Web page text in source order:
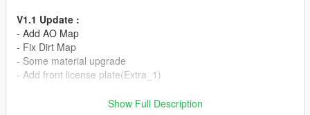
V1.1 Update :
- Add AO Map
- Fix Dirt Map
- Some material upgrade
- Add front license plate(Extra_1)
- HQ body and interiorShow Full Description